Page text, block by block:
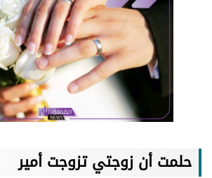
حلمت أن زوجتي تزوجت أمير